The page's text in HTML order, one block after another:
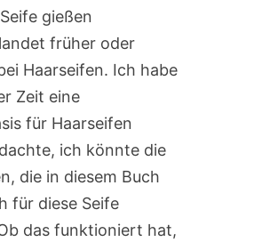
gießen
früher oder
Haarseifen. Ich habe
Zeit eine
für Haarseifen
ich könnte die
die in diesem Buch
für diese Seife
das funktioniert hat,